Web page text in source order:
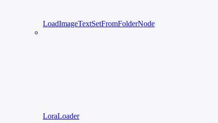
LoadImageTextSetFromFolderNode
LoraLoader